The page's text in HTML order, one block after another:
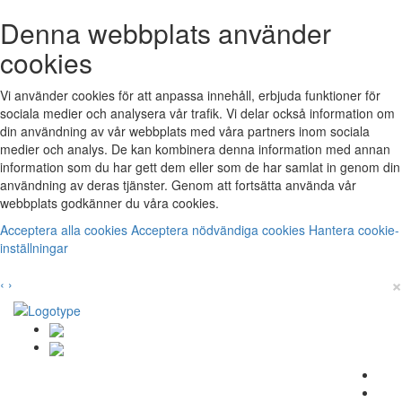
Denna webbplats använder
cookies
Vi använder cookies för att anpassa innehåll, erbjuda funktioner för
sociala medier och analysera vår trafik. Vi delar också information om
din användning av vår webbplats med våra partners inom sociala
medier och analys. De kan kombinera denna information med annan
information som du har gett dem eller som de har samlat in genom din
användning av deras tjänster. Genom att fortsätta använda vår
webbplats godkänner du våra cookies.
Acceptera alla cookies Acceptera nödvändiga cookies Hantera cookie-
inställningar
‹ › ×